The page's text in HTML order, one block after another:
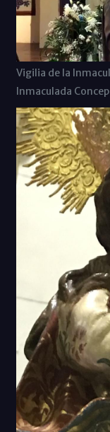
Vigilia de la
Inmaculada